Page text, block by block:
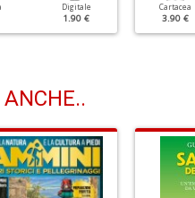
Digitale
1.90 €
Cartacea
3.90 €
ANCHE..